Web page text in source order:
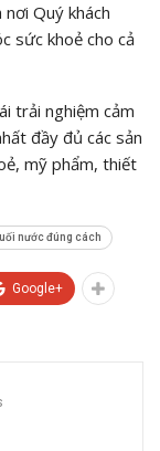
Quý khách
sức khoẻ cho cả
trải nghiệm cảm
đầy đủ các sản
mỹ phẩm, thiết
nước đúng cách
Google+